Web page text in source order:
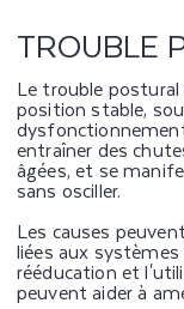
T
U
R
A
L
TROUBLE
Le trouble
position stable,
entraîner des
âgées, et se
sans osciller.
Les causes
liées aux
rééducation et
peuvent aider à